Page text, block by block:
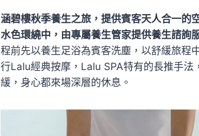
涵碧樓秋季養生之旅，提供賓客天人合一的
水色環繞中，由專屬養生管家提供養生諮詢
程前先以養生足浴為賓客洗塵，以舒緩旅程
行Lalu經典按摩，Lalu SPA特有的長推手
緩，身心都來場深層的休息。